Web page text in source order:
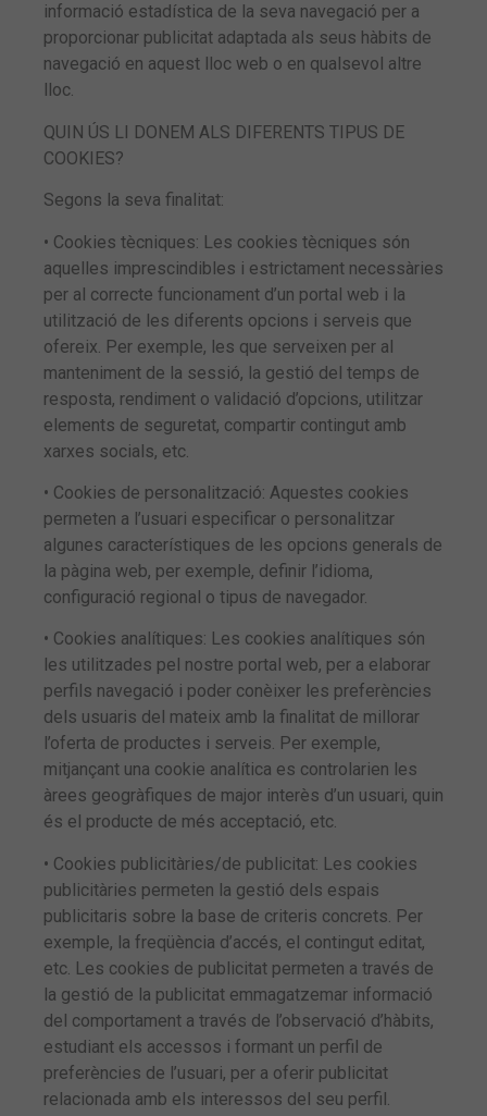
informació estadística de la seva navegació per a
proporcionar publicitat adaptada als seus hàbits de
navegació en aquest lloc web o en qualsevol altre
lloc.
QUIN ÚS LI DONEM ALS DIFERENTS TIPUS DE
COOKIES?
Segons la seva finalitat:
• Cookies tècniques: Les cookies tècniques són
aquelles imprescindibles i estrictament necessàries
per al correcte funcionament d’un portal web i la
utilització de les diferents opcions i serveis que
ofereix. Per exemple, les que serveixen per al
manteniment de la sessió, la gestió del temps de
resposta, rendiment o validació d’opcions, utilitzar
elements de seguretat, compartir contingut amb
xarxes socials, etc.
• Cookies de personalització: Aquestes cookies
permeten a l’usuari especificar o personalitzar
algunes característiques de les opcions generals de
la pàgina web, per exemple, definir l’idioma,
configuració regional o tipus de navegador.
• Cookies analítiques: Les cookies analítiques són
les utilitzades pel nostre portal web, per a elaborar
perfils navegació i poder conèixer les preferències
dels usuaris del mateix amb la finalitat de millorar
l’oferta de productes i serveis. Per exemple,
mitjançant una cookie analítica es controlarien les
àrees geogràfiques de major interès d’un usuari, quin
és el producte de més acceptació, etc.
• Cookies publicitàries/de publicitat: Les cookies
publicitàries permeten la gestió dels espais
publicitaris sobre la base de criteris concrets. Per
exemple, la freqüència d’accés, el contingut editat,
etc. Les cookies de publicitat permeten a través de
la gestió de la publicitat emmagatzemar informació
del comportament a través de l’observació d’hàbits,
estudiant els accessos i formant un perfil de
preferències de l’usuari, per a oferir publicitat
relacionada amb els interessos del seu perfil.